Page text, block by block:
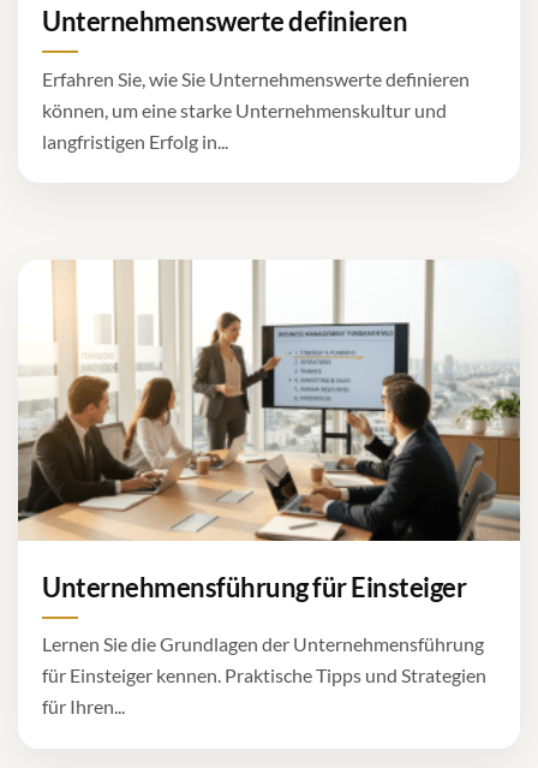
Unternehmenswerte definieren
Erfahren Sie, wie Sie Unternehmenswerte definieren
können, um eine starke Unternehmenskultur und
langfristigen Erfolg in...
Unternehmensführung für Einsteiger
Lernen Sie die Grundlagen der Unternehmensführung
für Einsteiger kennen. Praktische Tipps und Strategien
für Ihren...